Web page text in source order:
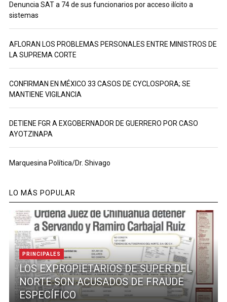
Denuncia SAT a 74 de sus funcionarios por acceso ilícito a
sistemas
AFLORAN LOS PROBLEMAS PERSONALES ENTRE MINISTROS DE
LA SUPREMA CORTE
CONFIRMAN EN MÉXICO 33 CASOS DE CYCLOSPORA; SE
MANTIENE VIGILANCIA
DETIENE FGR A EXGOBERNADOR DE GUERRERO POR CASO
AYOTZINAPA
Marquesina Política/Dr. Shivago
LO MÁS POPULAR
PRINCIPALES
LOS EXPROPIETARIOS DE SUPER DEL
NORTE SON ACUSADOS DE FRAUDE
ESPECÍFICO